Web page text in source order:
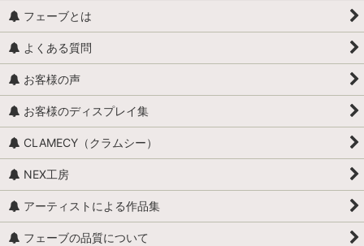
フェーブとは
よくある質問
お客様の声
お客様のディスプレイ集
CLAMECY（クラムシー）
NEX工房
アーティストによる作品集
フェーブの品質について